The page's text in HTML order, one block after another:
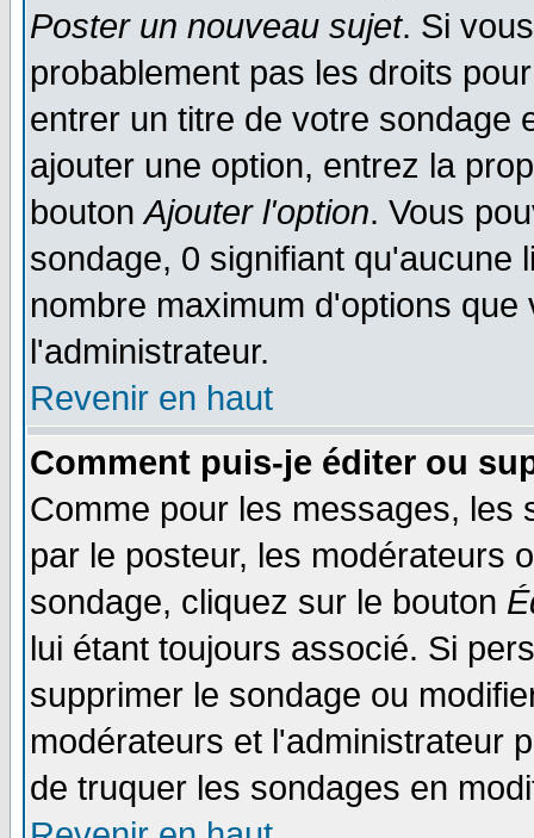
Poster un nouveau sujet. Si
probablement pas les droits
entrer un titre de votre sondage
ajouter une option, entrez la
boutonAjouter l'option. Vous
sondage, 0 signifiant qu'aucune
nombre maximum d'options
l'administrateur.
Revenir en haut
Comment puis-je éditer ou
Comme pour les messages, les
par le posteur, les modérateurs
sondage, cliquez sur le bouton
lui étant toujours associé. Si
supprimer le sondage ou
modérateurs et l'administrateur
de truquer les sondages en